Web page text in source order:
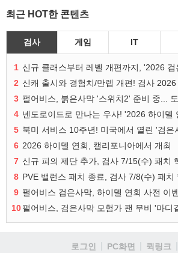
최근 HOT한 콘텐츠
검사 게임 IT
1
2 신캐 출시와 경험치/만렙 개편! 검사
3 펄어비스, 붉은사막 '스위치2' 준비 중...
4
5 북미 서비스 10주년! 미국에서 열린 '검은
6 2026 하이델 연회, 캘리포니아에서 개최
7 신규 피의 제단 추가, 검사 7/15(수) 패치
8 PVE 밸런스 패치 종료, 검사 7/8(수) 패치
9 펄어비스 검은사막, 하이델 연회 사전 이
10
로그인 PC화면 퀵링크